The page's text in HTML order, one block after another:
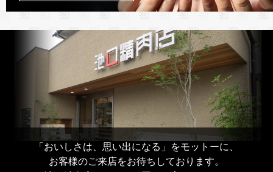
「おいしさは、思い出になる」をモットーに、
お客様のご来店をお待ちしております。